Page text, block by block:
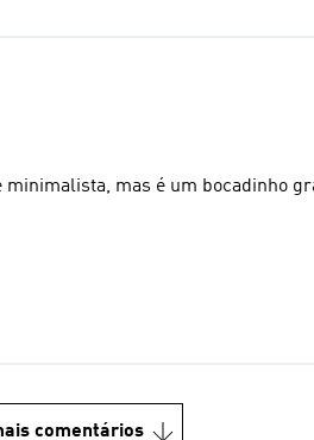
mas é um bocadinho
comentários